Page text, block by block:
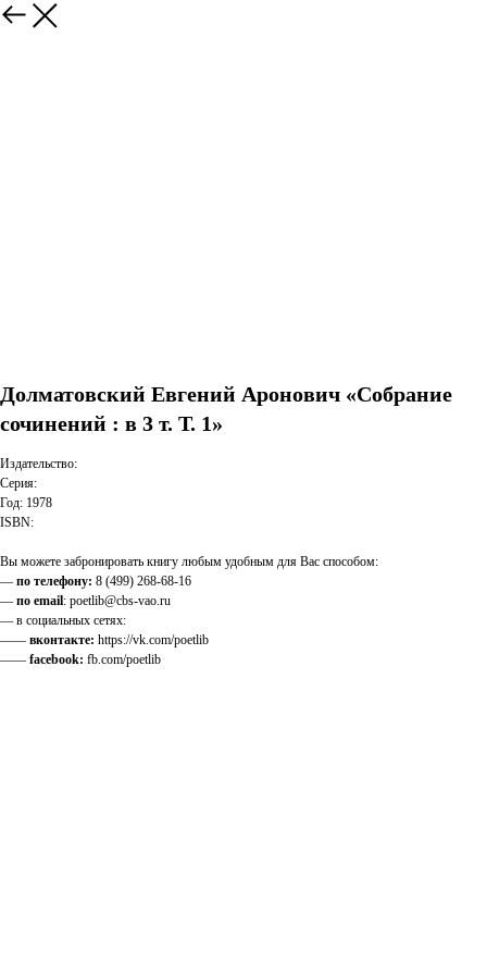
Долматовский Евгений Аронович «Собрание
сочинений : в 3 т. Т. 1»
Издательство:
Серия:
Год: 1978
ISBN:
Вы можете забронировать книгу любым удобным для Вас способом:
— по телефону: 8 (499) 268-68-16
— по email: poetlib@cbs-vao.ru
— в социальных сетях:
—— вконтакте: https://vk.com/poetlib
—— facebook: fb.com/poetlib